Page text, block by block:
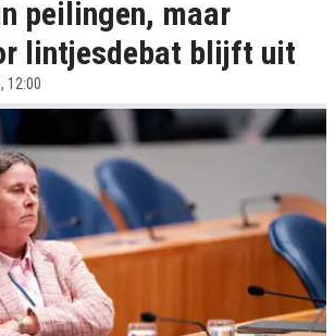
peilingen, maar
lintjesdebat blijft uit
12:00